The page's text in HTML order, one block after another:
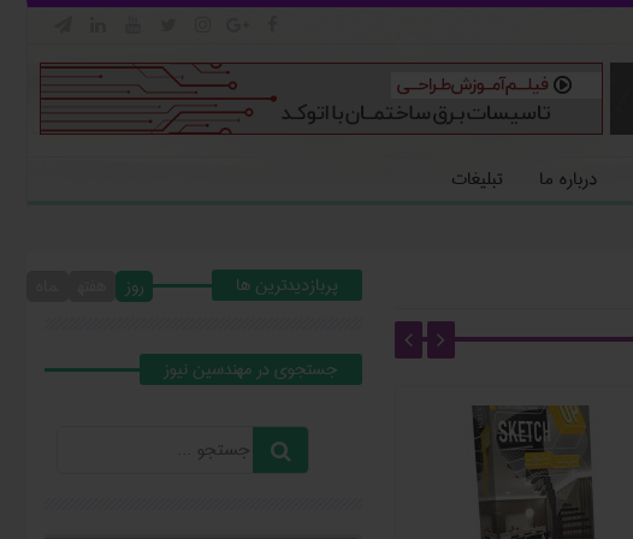
درباره ما تبلیغات
پربازدیدترین ها روز
جستجوي در مهندسين نيوز